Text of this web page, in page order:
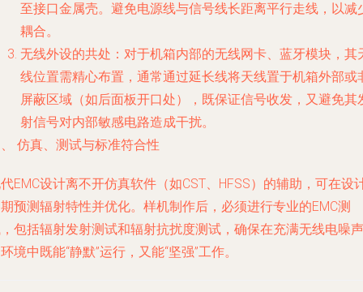
至接口金属壳。避免电源线与信号线长距离平行走线，以减
耦合。
无线外设的共处 ：对于机箱内部的无线网卡、蓝牙模块，其
线位置需精心布置，通常通过延长线将天线置于机箱外部或
屏蔽区域（如后面板开口处），既保证信号收发，又避免其
射信号对内部敏感电路造成干扰。
仿真、测试与标准符合性
EMC设计离不开仿真软件（如CST、HFSS）的辅助，可在设
预测辐射特性并优化。样机制作后，必须进行专业的EMC测
包括辐射发射测试和辐射抗扰度测试，确保在充满无线电噪声
境中既能“静默”运行，又能“坚强”工作。